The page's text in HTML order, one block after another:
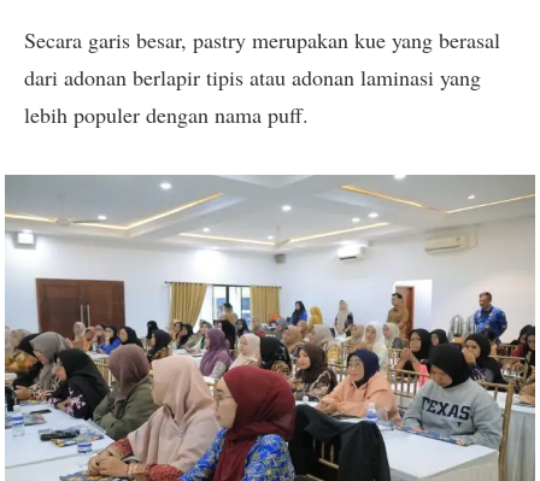
Secara garis besar, pastry merupakan kue yang berasal
dari adonan berlapir tipis atau adonan laminasi yang
lebih populer dengan nama puff.